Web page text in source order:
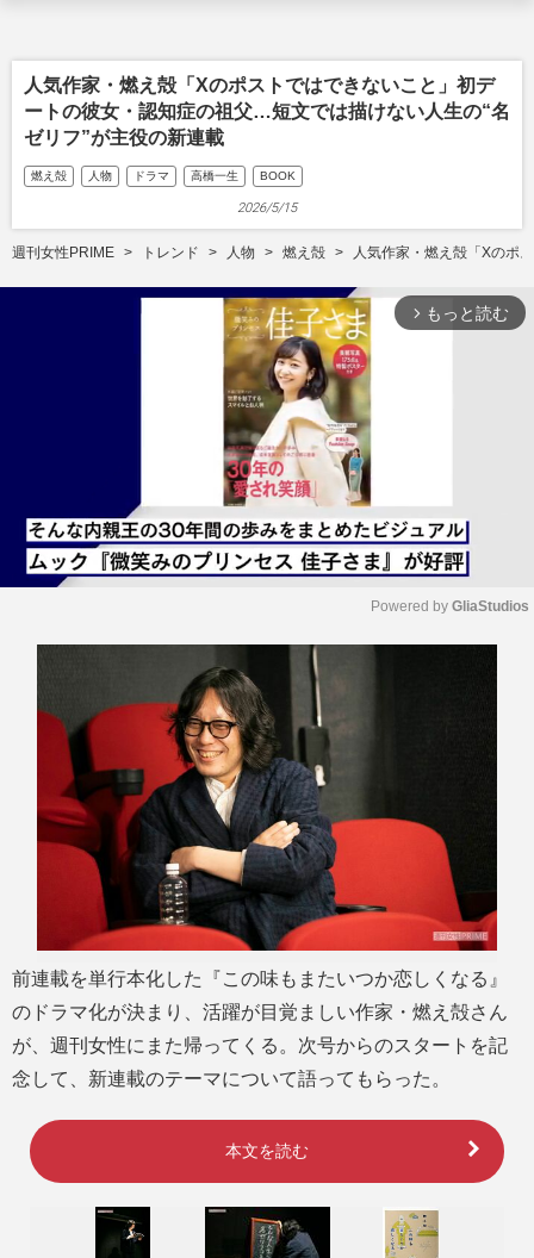
人気作家・燃え殻「Xのポストではできないこと」初デ
ートの彼女・認知症の祖父…短文では描けない人生の“名
ゼリフ”が主役の新連載
燃え殻 人物 ドラマ 高橋一生 BOOK
2026/5/15
週刊女性PRIME トレンド 人物 燃え殻 人気作家・燃え殻「Xのポ
arrow_forward_ios もっと読む
Powered by GliaStudios
前連載を単行本化した『この味もまたいつか恋しくなる』
のドラマ化が決まり、活躍が目覚ましい作家・燃え殻さん
が、週刊女性にまた帰ってくる。次号からのスタートを記
念して、新連載のテーマについて語ってもらった。
本文を読む